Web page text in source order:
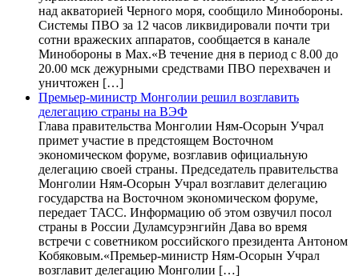
над акваторией Черного моря, сообщило Минобороны.
Системы ПВО за 12 часов ликвидировали почти три
сотни вражеских аппаратов, сообщается в канале
Минобороны в Max.«В течение дня в период с 8.00 до
20.00 мск дежурными средствами ПВО перехвачен и
уничтожен […]
Премьер-министр Монголии решил возглавить
делегацию страны на ВЭФ
Глава правительства Монголии Ням-Осорын Учрал
примет участие в предстоящем Восточном
экономическом форуме, возглавив официальную
делегацию своей страны. Председатель правительства
Монголии Ням-Осорын Учрал возглавит делегацию
государства на Восточном экономическом форуме,
передает ТАСС. Информацию об этом озвучил посол
страны в России Дуламсурэнгийн Дава во время
встречи с советником российского президента Антоном
Кобяковым.«Премьер-министр Ням-Осорын Учрал
возглавит делегацию Монголии […]